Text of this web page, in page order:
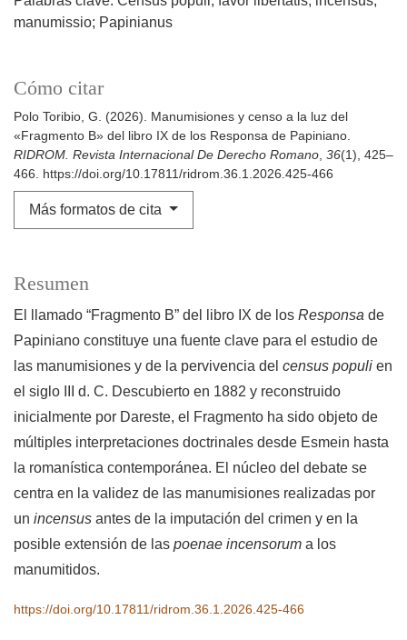
manumissio; Papinianus
Cómo citar
Polo Toribio, G. (2026). Manumisiones y censo a la luz del
«Fragmento B» del libro IX de los Responsa de Papiniano.
RIDROM. Revista Internacional De Derecho Romano, 36(1), 425–
466. https://doi.org/10.17811/ridrom.36.1.2026.425-466
Más formatos de cita
Resumen
El llamado “Fragmento B” del libro IX de los Responsa de
Papiniano constituye una fuente clave para el estudio de
las manumisiones y de la pervivencia del census populi en
el siglo III d. C. Descubierto en 1882 y reconstruido
inicialmente por Dareste, el Fragmento ha sido objeto de
múltiples interpretaciones doctrinales desde Esmein hasta
la romanística contemporánea. El núcleo del debate se
centra en la validez de las manumisiones realizadas por
un incensus antes de la imputación del crimen y en la
posible extensión de las poenae incensorum a los
manumitidos.
https://doi.org/10.17811/ridrom.36.1.2026.425-466